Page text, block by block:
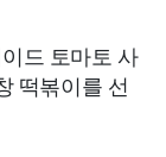
드 토마토 사
떡볶이를 선